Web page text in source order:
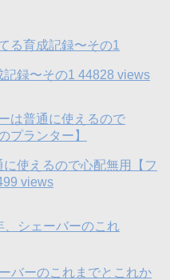
録〜その1 44828 views
使えるので心配無用【フ
views
バーのこれまでとこれか